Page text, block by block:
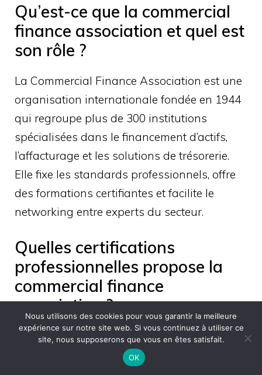
Qu’est-ce que la commercial
finance association et quel est
son rôle ?
La Commercial Finance Association est une
organisation internationale fondée en 1944
qui regroupe plus de 300 institutions
spécialisées dans le financement d’actifs,
l’affacturage et les solutions de trésorerie.
Elle fixe les standards professionnels, offre
des formations certifiantes et facilite le
networking entre experts du secteur.
Quelles certifications
professionnelles propose la
commercial finance
association ?
L’association offre des certifications
reconnues comme le Certified Asset-Based
Nous utilisons des cookies pour vous garantir la meilleure
expérience sur notre site web. Si vous continuez à utiliser ce
site, nous supposerons que vous en êtes satisfait.
OK